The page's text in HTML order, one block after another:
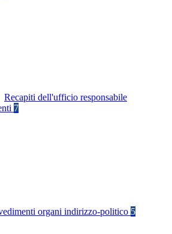
Recapiti dell'ufficio responsabile
7
organi indirizzo-politico 5